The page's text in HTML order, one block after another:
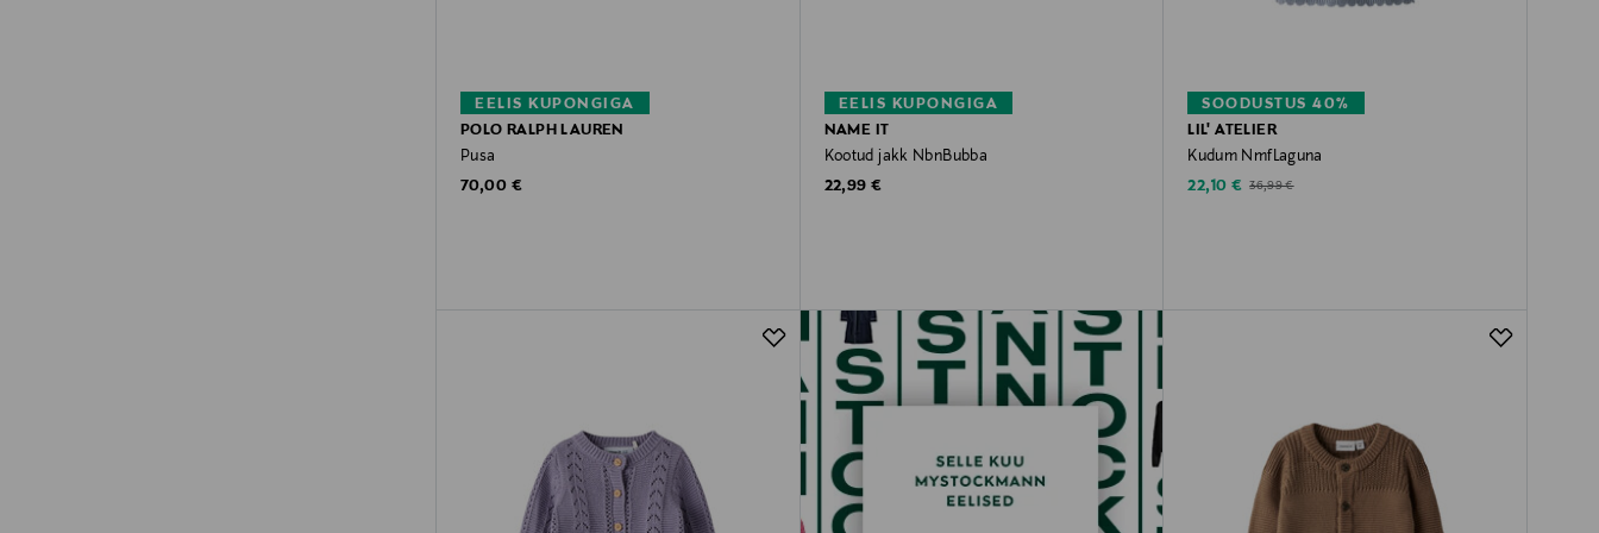
EELIS KUPONGIGA
POLO RALPH LAUREN
Pusa
Original Price
70,00 €
EELIS KUPONGIGA
NAME IT
Kootud jakk NbnBubba
Original Price
22,99 €
SOODUSTUS 40%
LIL' ATELIER
Kudum NmfLaguna
Discounted Price
22,10 € Original Price
36,99 €